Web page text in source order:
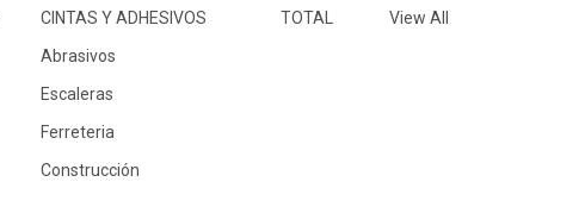
CINTAS Y ADHESIVOS
Abrasivos
Escaleras
Ferreteria
Construcción
TOTAL View All